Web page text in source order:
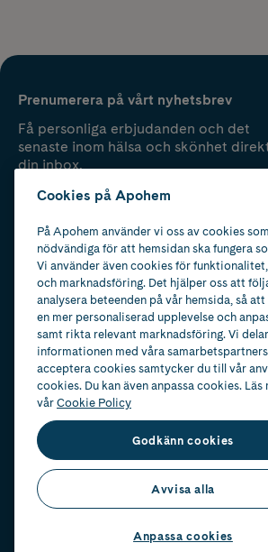
Prenumerera på vårt nyhetsbrev
Få personliga erbjudanden och det
senaste inom hälsa och skönhet
din inbox.
Cookies på Apohem
På Apohem använder vi oss av cookies
nödvändiga för att hemsidan ska fungera
Vi använder även cookies för
och marknadsföring. Det hjälper oss att
analysera beteenden på vår hemsida, så att
en mer personaliserad upplevelse och
samt rikta relevant marknadsföring. Vi
informationen med våra
acceptera cookies samtycker du till vår
cookies. Du kan även anpassa cookies. Läs
vårCookie Policy
Godkänn cookies
Avvisa alla
Anpassa cookies